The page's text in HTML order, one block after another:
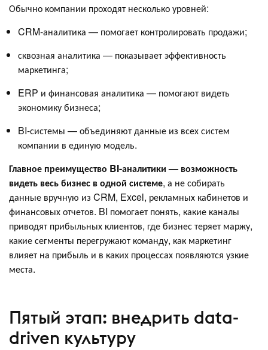
Обычно компании проходят несколько уровней:
CRM-аналитика — помогает контролировать продажи;
сквозная аналитика — показывает эффективность
маркетинга;
ERP и финансовая аналитика — помогают видеть
экономику бизнеса;
BI-системы — объединяют данные из всех систем
компании в единую модель.
Главное преимущество BI-аналитики — возможность
видеть весь бизнес в одной системе, а не собирать
данные вручную из CRM, Excel, рекламных кабинетов и
финансовых отчетов. BI помогает понять, какие каналы
приводят прибыльных клиентов, где бизнес теряет маржу,
какие сегменты перегружают команду, как маркетинг
влияет на прибыль и в каких процессах появляются узкие
места.
Пятый этап: внедрить data-
driven культуру